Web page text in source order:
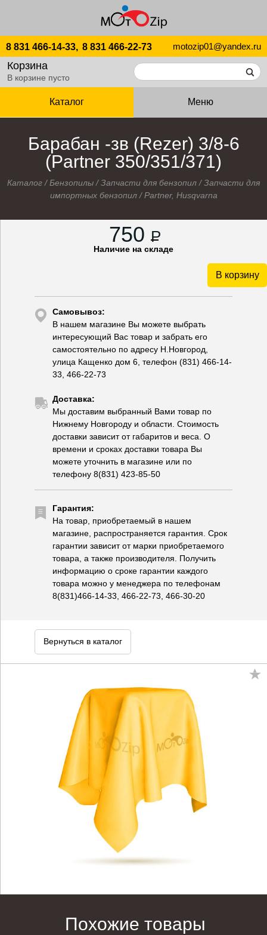
8 831 466-14-33, 8 831 466-22-73 motozip01@yandex.ru
Корзина
В корзине пусто
Каталог Меню
Барабан -зв (Rezer) 3/8-6
(Partner 350/351/371)
Каталог /Бензопилы /Запчасти для бензопил /Запчасти для
импортных бензопил/Partner, Husqvarna
750 P
Наличие на складе
В корзину
Самовывоз:
В нашем магазине Вы можете выбрать
интересующий Вас товар и забрать его
самостоятельно по адресу Н.Новгород,
улица Кащенко дом 6, телефон (831) 466-14-
33, 466-22-73
Доставка:
Мы доставим выбранный Вами товар по
Нижнему Новгороду и области. Стоимость
доставки зависит от габаритов и веса. О
времени и сроках доставки товара Вы
можете уточнить в магазине или по
телефону 8(831) 423-85-50
Гарантия:
На товар, приобретаемый в нашем
магазине, распространяется гарантия. Срок
гарантии зависит от марки приобретаемого
товара, а также производителя. Получить
информацию о сроке гарантии каждого
товара можно у менеджера по телефонам
8(831)466-14-33, 466-22-73, 466-30-20
Вернуться в каталог
Похожие товары